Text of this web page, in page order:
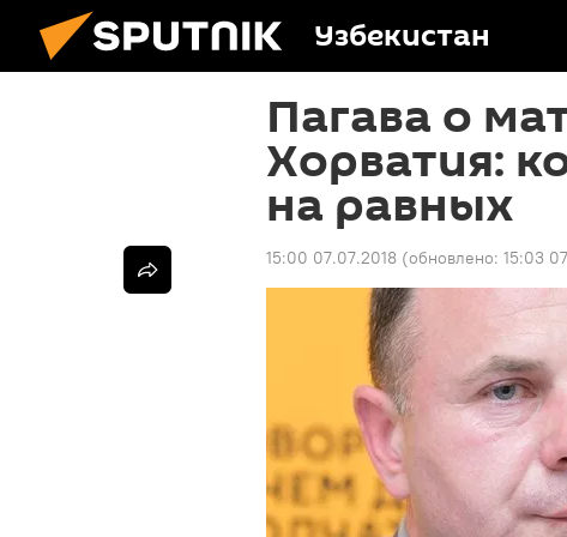
Узбекистан
Пагава о
Хорватия:
на равных
15:00 07.07.2018 (обновлено: 15:03